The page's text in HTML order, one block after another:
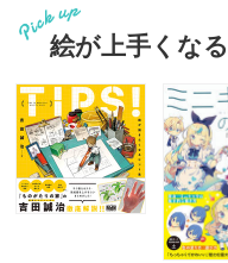
絵が上手くな